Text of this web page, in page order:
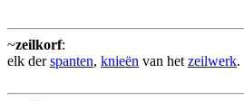
~zeilkorf:
elk derspanten, knieën van het zeilwerk.